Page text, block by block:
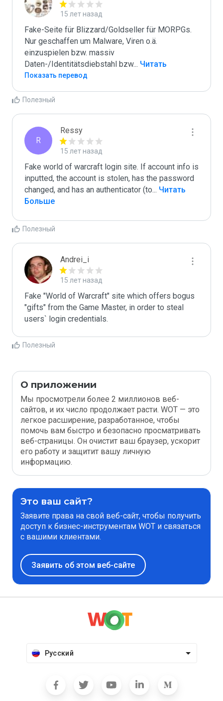
15 лет назад
Fake-Seite für Blizzard/Goldseller für MORPGs.
Nur geschaffen um Malware, Viren o.ä.
einzuspielen bzw. massiv
Daten-/Identitätsdiebstahl bzw... Читать
Больше
Показать перевод
Полезный
R
Ressy
15 лет назад
Fake world of warcraft login site. If account info is
inputted, the account is stolen, has the password
changed, and has an authenticator (to... Читать
Больше
Полезный
Andrei_i
15 лет назад
Fake "World of Warcraft" site which offers bogus
"gifts" from the Game Master, in order to steal
users` login credentials.
Полезный
О приложении
Мы просмотрели более 2 миллионов веб-
сайтов, и их число продолжает расти. WOT — это
легкое расширение, разработанное, чтобы
помочь вам быстро и безопасно просматривать
веб-страницы. Он очистит ваш браузер, ускорит
его работу и защитит вашу личную
информацию.
Это ваш сайт?
Заявите права на свой веб-сайт, чтобы получить
доступ к бизнес-инструментам WOT и связаться
с вашими клиентами.
Заявить об этом веб-сайте
Русский